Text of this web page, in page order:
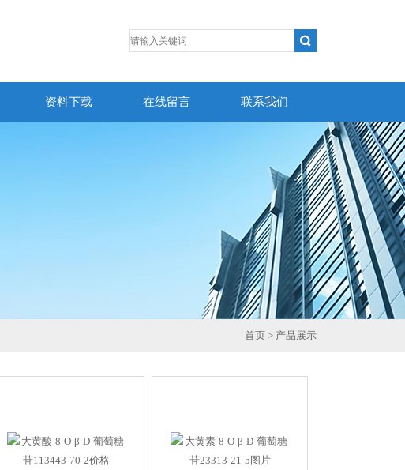
资料下载 在线留言 联系我们
首页 > 产品展示